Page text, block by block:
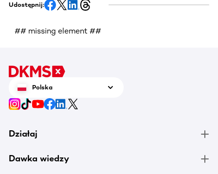
Udostępnij:
## missing element ##
Polska
Działaj
Dawka wiedzy